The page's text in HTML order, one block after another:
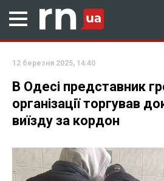
12 березня 2025, 14:40
В Одесі представник
організації торгував
виїзду за кордон